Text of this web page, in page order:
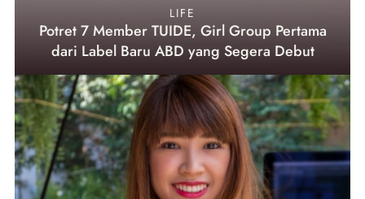
LIFE
Potret 7 Member TUIDE, Girl Group Pertama
dari Label Baru ABD yang Segera Debut